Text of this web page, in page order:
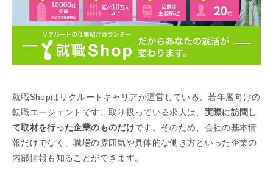
就職Shopはリクルートキャリアが運営している、若年層向けの
転職エージェントです。取り扱っている求人は、 実際に訪問し
て取材を行った企業のものだけです。そのため、会社の基本情
報だけでなく、職場の雰囲気や具体的な働き方といった企業の
内部情報も知ることができます。